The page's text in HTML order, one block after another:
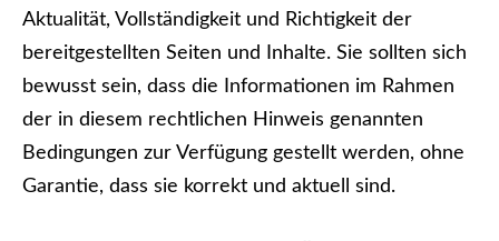
Aktualität, Vollständigkeit und Richtigkeit der
bereitgestellten Seiten und Inhalte. Sie sollten sich
bewusst sein, dass die Informationen im Rahmen
der in diesem rechtlichen Hinweis genannten
Bedingungen zur Verfügung gestellt werden, ohne
Garantie, dass sie korrekt und aktuell sind.